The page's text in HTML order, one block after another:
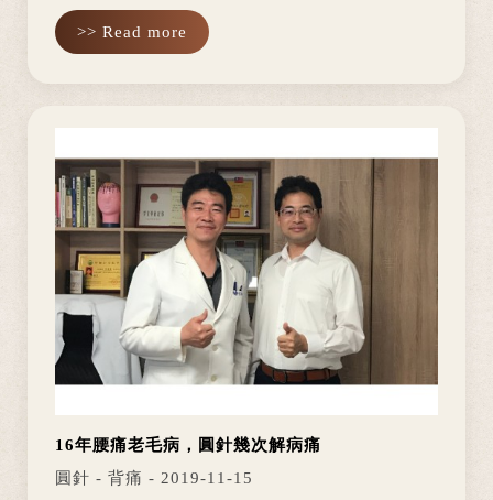
舒服，發炎症狀並沒有隨著時間久而不見，反而
增加更不舒服的感覺，只要彎腰就會疼痛，甚至
>> Read more
16年腰痛老毛病，圓針幾次解病痛
圓針 - 背痛 - 2019-11-15